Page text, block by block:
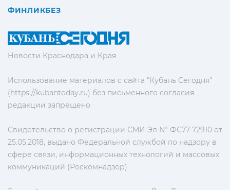
Новости Краснодара и Края
Использование материалов с сайта "Кубань Сегодня"
(https://kubantoday.ru) без письменного согласия
редакции запрещено
Свидетельство о регистрации СМИ Эл № ФС77-72910 от
25.05.2018, выдано Федеральной службой по надзору в
сфере связи, информационных технологий и массовых
коммуникаций (Роскомнадзор)
ФИНЛИКБЕЗ